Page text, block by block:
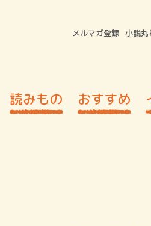
メルマガ登録 小説丸
読みもの おすすめ